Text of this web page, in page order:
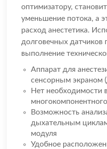
оптимизатору,
уменьшение потока, а
расход анестетика.
долговечных датчиков
выполнение
Аппарат для
сенсорным экраном
Нет необходимости
Возможность
дыхательным
модуля
Удобное